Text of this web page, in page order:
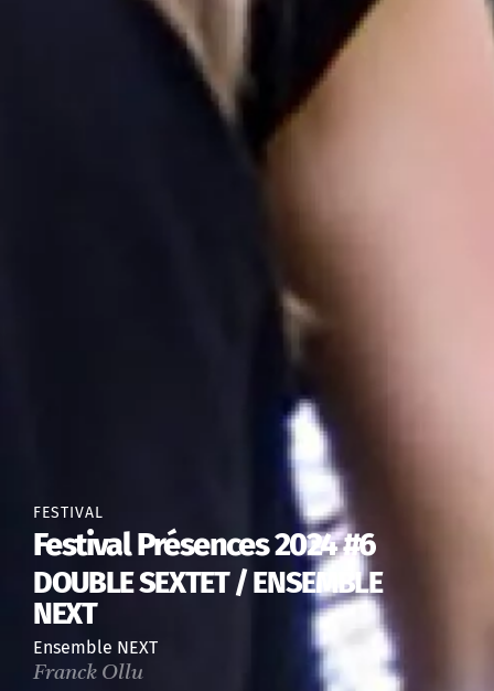
FESTIVAL
Festival Présences 2024 #6
DOUBLE SEXTET / ENSEMBLE
NEXT
Ensemble NEXT
Franck Ollu